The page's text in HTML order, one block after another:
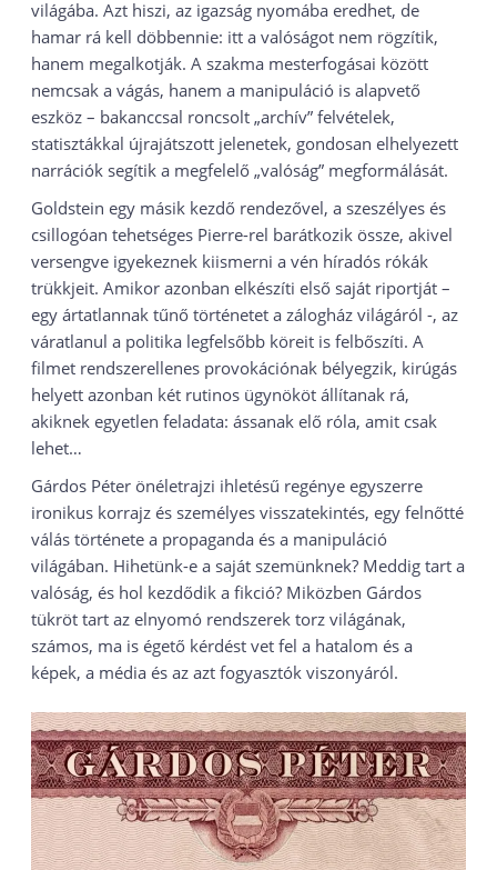
világába. Azt hiszi, az igazság nyomába eredhet, de
hamar rá kell döbbennie: itt a valóságot nem rögzítik,
hanem megalkotják. A szakma mesterfogásai között
nemcsak a vágás, hanem a manipuláció is alapvető
eszköz – bakanccsal roncsolt „archív” felvételek,
statisztákkal újrajátszott jelenetek, gondosan elhelyezett
narrációk segítik a megfelelő „valóság” megformálását.
Goldstein egy másik kezdő rendezővel, a szeszélyes és
csillogóan tehetséges Pierre-rel barátkozik össze, akivel
versengve igyekeznek kiismerni a vén híradós rókák
trükkjeit. Amikor azonban elkészíti első saját riportját –
egy ártatlannak tűnő történetet a zálogház világáról -, az
váratlanul a politika legfelsőbb köreit is felbőszíti. A
filmet rendszerellenes provokációnak bélyegzik, kirúgás
helyett azonban két rutinos ügynököt állítanak rá,
akiknek egyetlen feladata: ássanak elő róla, amit csak
lehet…
Gárdos Péter önéletrajzi ihletésű regénye egyszerre
ironikus korrajz és személyes visszatekintés, egy felnőtté
válás története a propaganda és a manipuláció
világában. Hihetünk-e a saját szemünknek? Meddig tart a
valóság, és hol kezdődik a fikció? Miközben Gárdos
tükröt tart az elnyomó rendszerek torz világának,
számos, ma is égető kérdést vet fel a hatalom és a
képek, a média és az azt fogyasztók viszonyáról.